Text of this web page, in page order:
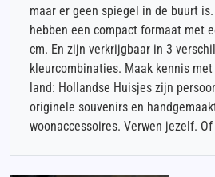
maar er geen spiegel in de buurt
hebben een compact formaat met
cm. En zijn verkrijgbaar in 3
kleurcombinaties. Maak kennis
land: Hollandse Huisjes zijn
originele souvenirs en
woonaccessoires. Verwen jezelf.